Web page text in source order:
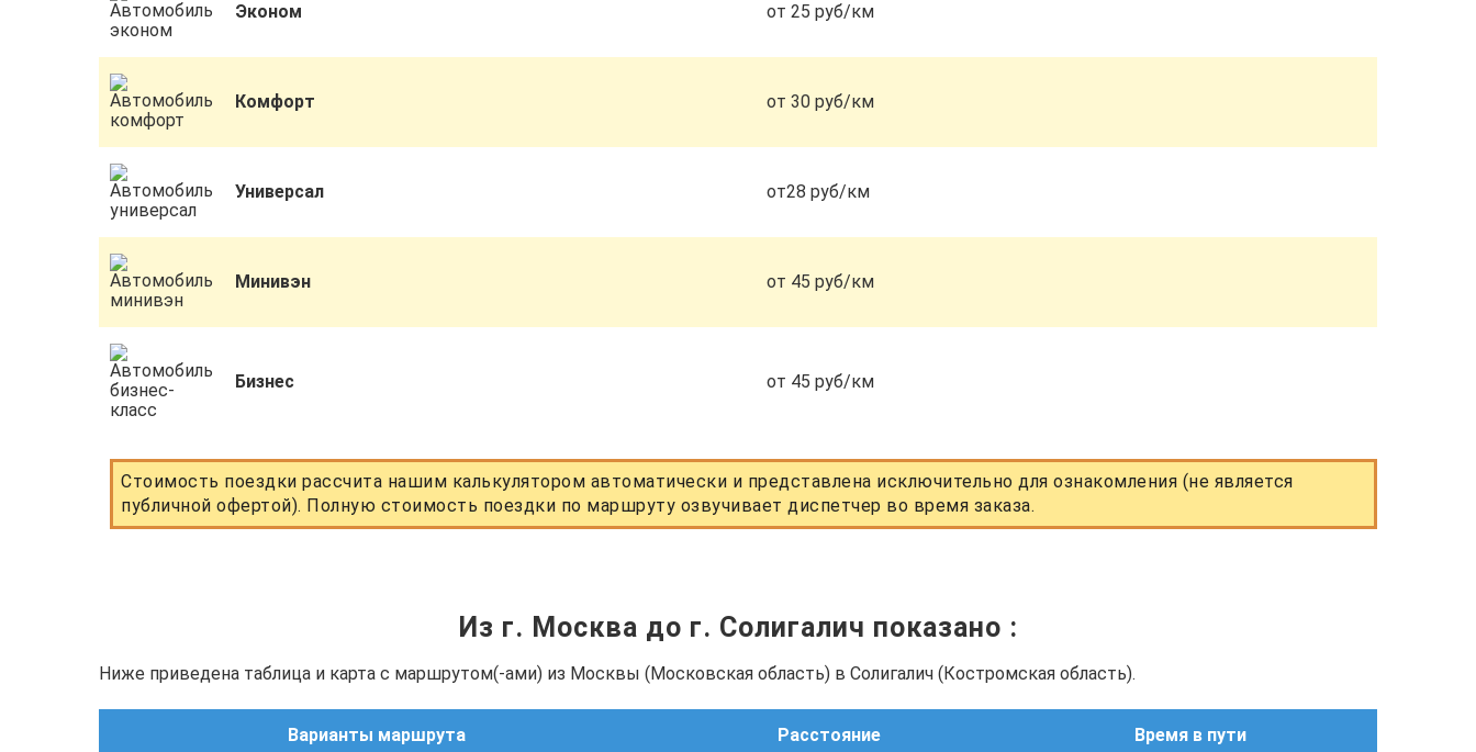
Эконом от 25 руб/км
Комфорт от 30 руб/км
Универсал от28 руб/км
Минивэн от 45 руб/км
Бизнес от 45 руб/км
Стоимость поездки рассчита нашим калькулятором автоматически и представлена исключительно для ознакомления (не является
публичной офертой). Полную стоимость поездки по маршруту озвучивает диспетчер во время заказа.
Из г. Москва до г. Солигалич показано :
Ниже приведена таблица и карта с маршрутом(-ами) из Москвы (Московская область) в Солигалич (Костромская область).
Варианты маршрута Расстояние Время в пути